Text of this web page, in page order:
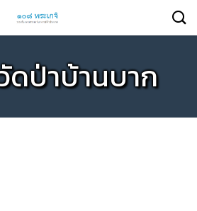
ดป่าบ้านบาก